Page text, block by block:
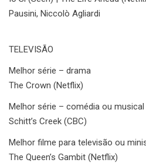
Pausini, Niccolò Agliardi
TELEVISÃO
Melhor série – drama
The Crown (Netflix)
Melhor série – comédia ou musical
Schitt’s Creek (CBC)
Melhor filme para televisão ou
The Queen’s Gambit (Netflix)